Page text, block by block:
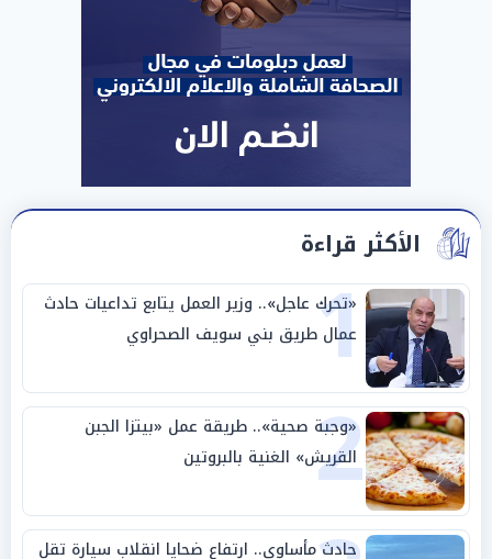
الأكثر قراءة
1
«تحرك عاجل».. وزير العمل يتابع تداعيات حادث
عمال طريق بني سويف الصحراوي
2
«وجبة صحية».. طريقة عمل «بيتزا الجبن
القريش» الغنية بالبروتين
حادث مأساوي.. ارتفاع ضحايا انقلاب سيارة تقل